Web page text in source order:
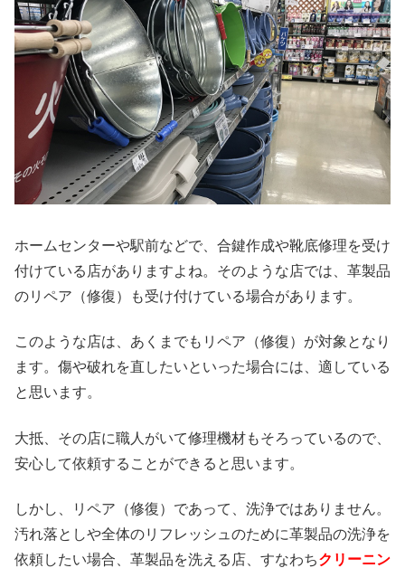
ホームセンターや駅前などで、合鍵作成や靴底修理を受け
付けている店がありますよね。そのような店では、革製品
のリペア（修復）も受け付けている場合があります。
このような店は、あくまでもリペア（修復）が対象となり
ます。傷や破れを直したいといった場合には、適している
と思います。
大抵、その店に職人がいて修理機材もそろっているので、
安心して依頼することができると思います。
しかし、リペア（修復）であって、洗浄ではありません。
汚れ落としや全体のリフレッシュのために革製品の洗浄を
依頼したい場合、革製品を洗える店、すなわちクリーニン